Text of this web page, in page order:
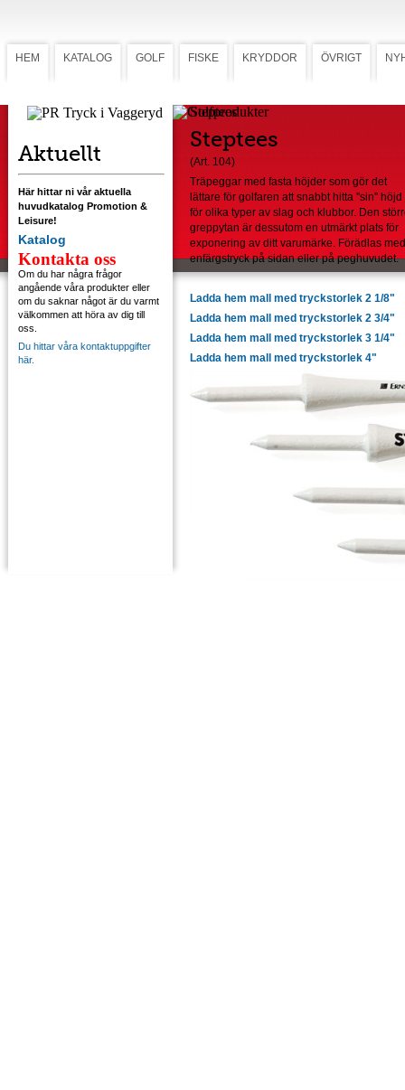
HEM KATALOG GOLF FISKE KRYDDOR ÖVRIGT
Aktuellt
Här hittar ni vår aktuella
huvudkatalog Promotion &
Leisure!
Katalog
Kontakta oss
Om du har några frågor
angående våra produkter eller
om du saknar något är du varmt
välkommen att höra av dig till
oss.
Du hittar våra kontaktuppgifter
här.
Steptees
Steptees
(Art. 104)
Träpeggar med fasta höjder som gör det
lättare för golfaren att snabbt hitta ”sin” höjd
för olika typer av slag och klubbor. Den
greppytan är dessutom en utmärkt plats för
exponering av ditt varumärke. Förädlas med
enfärgstryck på sidan eller på peghuvudet.
Ladda hem mall med tryckstorlek 2 1/8"
Ladda hem mall med tryckstorlek 2 3/4"
Ladda hem mall med tryckstorlek 3 1/4"
Ladda hem mall med tryckstorlek 4"